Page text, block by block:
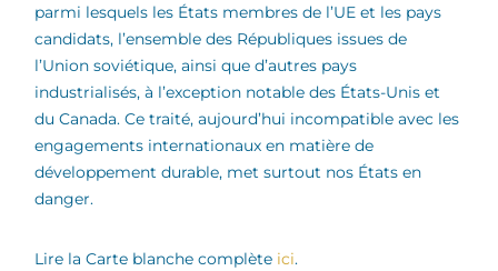
parmi lesquels les États membres de l’UE et les pays
candidats, l’ensemble des Républiques issues de
l’Union soviétique, ainsi que d’autres pays
industrialisés, à l’exception notable des États-Unis et
du Canada. Ce traité, aujourd’hui incompatible avec les
engagements internationaux en matière de
développement durable, met surtout nos États en
danger.
Lire la Carte blanche complète ici.